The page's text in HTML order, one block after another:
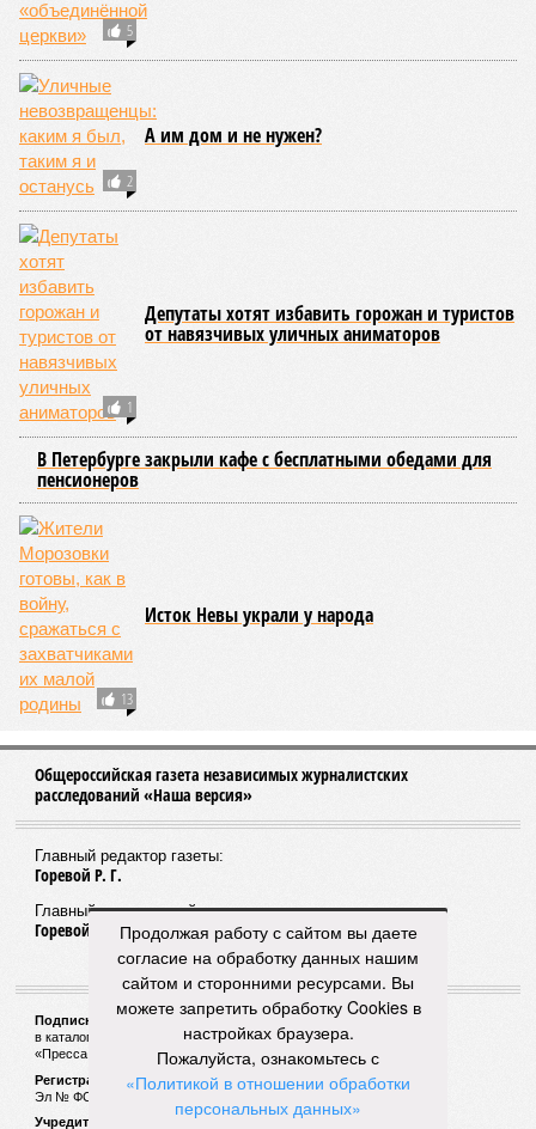
5
2
А им дом и не нужен?
1
Депутаты хотят избавить горожан и туристов
от навязчивых уличных аниматоров
В Петербурге закрыли кафе с бесплатными обедами для
пенсионеров
13
Исток Невы украли у народа
Общероссийская газета независимых журналистских
расследований «Наша версия»
Главный редактор газеты:
Горевой Р. Г.
Главный редактор сайта:
Горевой Р. Г.
Подписной индекс газеты «Наша версия»:
в каталоге «Почта России» —99266
«Пресса России» (зелёный) —41522
Регистрационный номер Роскомнадзора
Эл № ФС77-53847 от 26.04.2013.
Учредитель ООО «Версия»
Продолжая работу с сайтом вы даете
согласие на обработку данных нашим
сайтом и сторонними ресурсами. Вы
можете запретить обработку Cookies в
настройках браузера.
Пожалуйста, ознакомьтесь с
«Политикой в отношении обработки
персональных данных»